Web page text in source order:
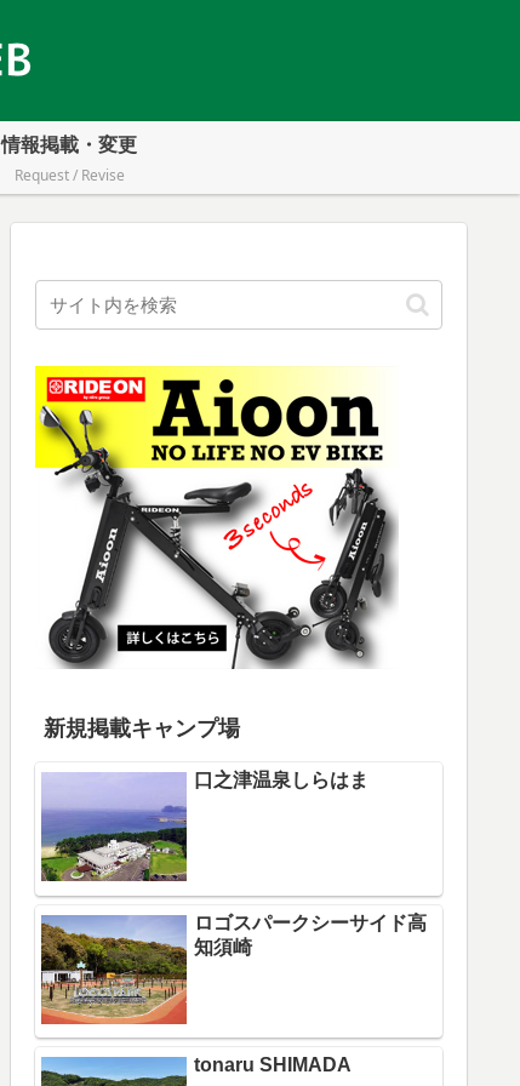
情報掲載・変更
Request / Revise
新規掲載キャンプ場
口之津温泉しらはま
ロゴスパークシーサイド高
知須崎
tonaru SHIMADA